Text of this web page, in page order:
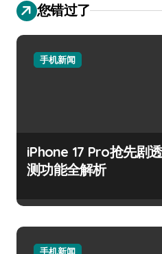
您错过了
手机新闻
iPhone 17 Pro抢先剧
测功能全解析
手机新闻